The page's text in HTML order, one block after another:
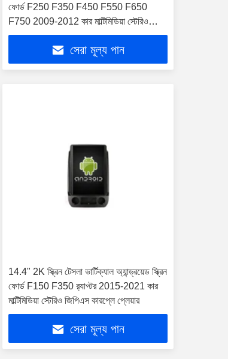
ফোর্ড F250 F350 F450 F550 F650
F750 2009-2012 কার মাল্টিমিডিয়া স্টেরিও
জিপিএস কারপ্লে প্লেয়ার
সেরা মূল্য পান
14.4" 2K স্ক্রিন টেসলা ভার্টিক্যাল অ্যান্ড্রয়েড স্ক্রিন
ফোর্ড F150 F350 র‍্যাপ্টর 2015-2021 কার
মাল্টিমিডিয়া স্টেরিও জিপিএস কারপ্লে প্লেয়ার
সেরা মূল্য পান